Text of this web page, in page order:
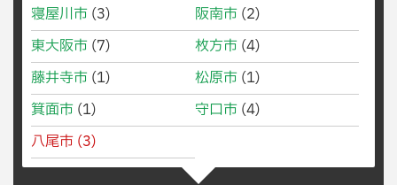
寝屋川市 (3) 阪南市 (2)
東大阪市 (7) 枚方市 (4)
藤井寺市 (1) 松原市 (1)
箕面市 (1) 守口市 (4)
八尾市 (3)